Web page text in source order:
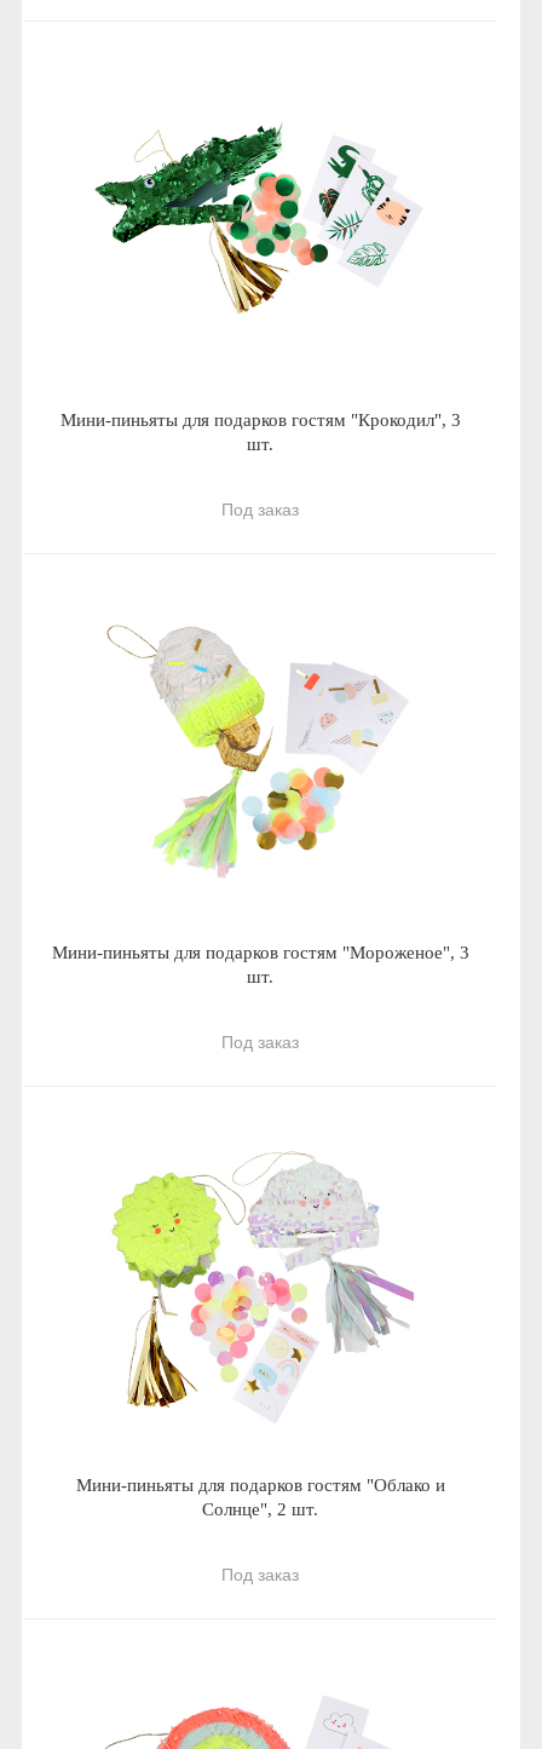
Мини-пиньяты для подарков гостям "Крокодил", 3
шт.
Под заказ
Мини-пиньяты для подарков гостям "Мороженое", 3
шт.
Под заказ
Мини-пиньяты для подарков гостям "Облако и
Солнце", 2 шт.
Под заказ